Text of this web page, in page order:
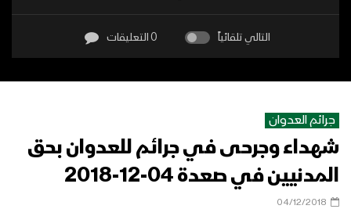
التالي تلقائياً 0 التعليقات
جرائم العدوان
شهداء وجرحى في جرائم للعدوان بحق
المدنيين في صعدة 04-12-2018
04/12/2018